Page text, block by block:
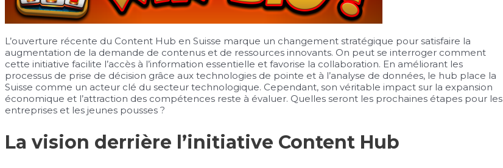
L’ouverture récente du Content Hub en Suisse marque un changement stratégique pour satisfaire la
augmentation de la demande de contenus et de ressources innovants. On peut se interroger comment
cette initiative facilite l’accès à l’information essentielle et favorise la collaboration. En améliorant les
processus de prise de décision grâce aux technologies de pointe et à l’analyse de données, le hub place la
Suisse comme un acteur clé du secteur technologique. Cependant, son véritable impact sur la expansion
économique et l’attraction des compétences reste à évaluer. Quelles seront les prochaines étapes pour les
entreprises et les jeunes pousses ?
La vision derrière l’initiative Content Hub